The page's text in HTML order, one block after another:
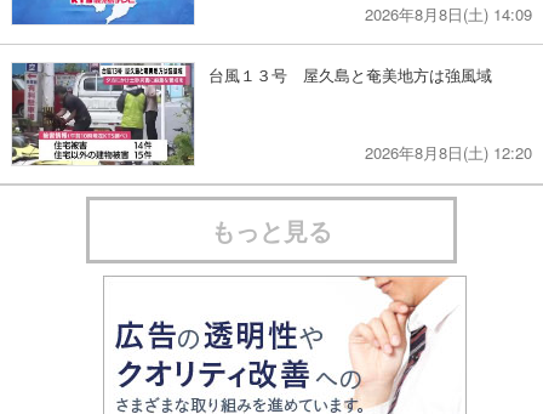
2026年8月8日(土) 14:09
台風１３号 屋久島と奄美地方は強風域
2026年8月8日(土) 12:20
もっと見る